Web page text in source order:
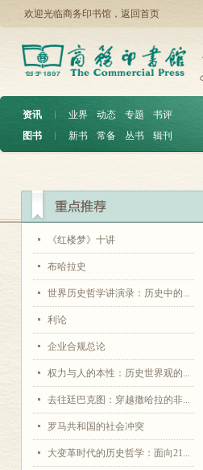
欢迎光临商务印书馆， 返回首页
资讯 ︱ 业界 动态 专题
书评
图书
︱ 新书 常备 丛书 辑刊
《红楼梦》十讲
布哈拉史
世界历史哲学讲演录：历史中的...
利论
企业合规总论
权力与人的本性：历史世界观的...
去往廷巴克图：穿越撒哈拉的非...
罗马共和国的社会冲突
大变革时代的历史哲学：面向21...